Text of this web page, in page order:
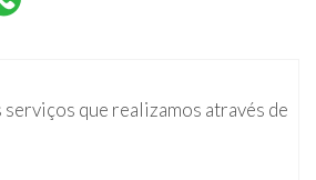
que realizamos através de